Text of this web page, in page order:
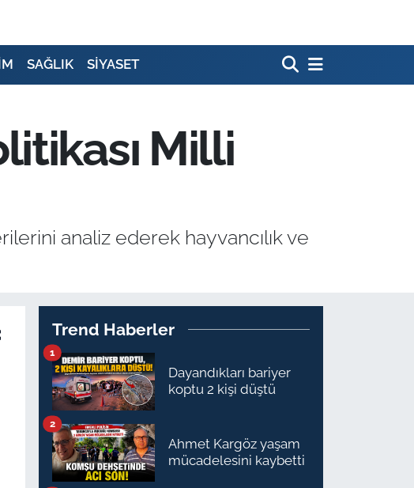
SAĞLIK SİYASET
Milli
analiz ederek hayvancılık ve
Trend Haberler
Dayandıkları bariyer
koptu 2 kişi düştü
1
Ahmet Kargöz yaşam
mücadelesini kaybetti
2